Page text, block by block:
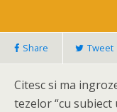
Share Tweet
Citesc si ma
tezelor “cu subiect